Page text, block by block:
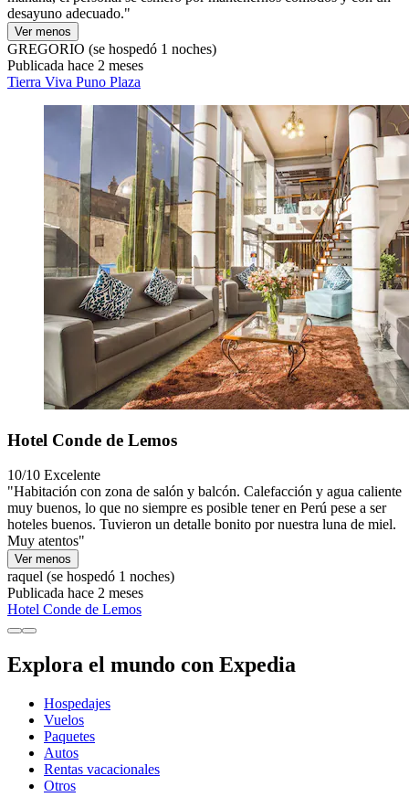
desayuno adecuado."
Ver menos
GREGORIO (se hospedó 1 noches)
Publicada hace 2 meses
Tierra Viva Puno Plaza
Hotel Conde de Lemos
10/10 Excelente
"Habitación con zona de salón y balcón. Calefacción y agua caliente
muy buenos, lo que no siempre es posible tener en Perú pese a ser
hoteles buenos. Tuvieron un detalle bonito por nuestra luna de miel.
Muy atentos"
Ver menos
raquel (se hospedó 1 noches)
Publicada hace 2 meses
Hotel Conde de Lemos
Explora el mundo con Expedia
Hospedajes
Vuelos
Paquetes
Autos
Rentas vacacionales
Otros